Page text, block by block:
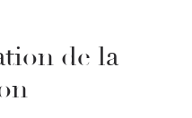
de la